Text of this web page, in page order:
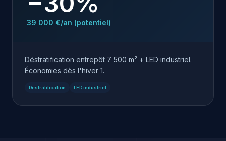
39 000 €/an (potentiel)
Déstratification entrepôt 7 500 m² + LED industriel.
Économies dès l'hiver 1.
Déstratification LED industriel